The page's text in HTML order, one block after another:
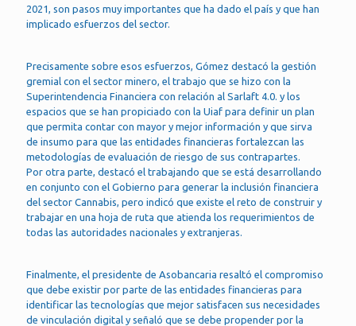
2021, son pasos muy importantes que ha dado el país y que han
implicado esfuerzos del sector.
Precisamente sobre esos esfuerzos, Gómez destacó la gestión
gremial con el sector minero, el trabajo que se hizo con la
Superintendencia Financiera con relación al Sarlaft 4.0. y los
espacios que se han propiciado con la Uiaf para definir un plan
que permita contar con mayor y mejor información y que sirva
de insumo para que las entidades financieras fortalezcan las
metodologías de evaluación de riesgo de sus contrapartes.
Por otra parte, destacó el trabajando que se está desarrollando
en conjunto con el Gobierno para generar la inclusión financiera
del sector Cannabis, pero indicó que existe el reto de construir y
trabajar en una hoja de ruta que atienda los requerimientos de
todas las autoridades nacionales y extranjeras.
Finalmente, el presidente de Asobancaria resaltó el compromiso
que debe existir por parte de las entidades financieras para
identificar las tecnologías que mejor satisfacen sus necesidades
de vinculación digital y señaló que se debe propender por la